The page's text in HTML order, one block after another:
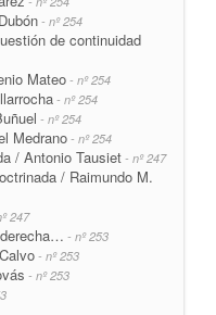
- nº 254
de continuidad
Mateo - nº 254
- nº 254
- nº 254
Medrano - nº 254
/ Antonio Tausiet - nº 247
/ Raimundo M.
247
- nº 253
- nº 253
- nº 253